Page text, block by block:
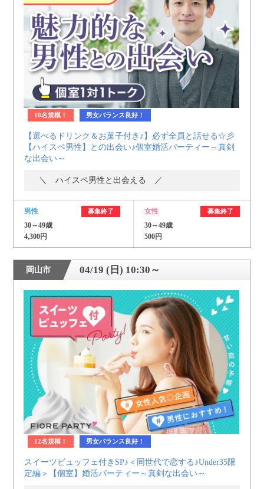
10名規模！ 男女バランス良好！
【選べるドリンク＆お菓子付き♪】必ず全員と話せる☆彡
【ハイスペ男性】との出会い♪個室婚活パーティー～真剣
な出会い～
＼ ハイスペ男性と出会える ／
男性 募集終了
30～49歳
4,300円
女性 募集終了
30～49歳
500円
岡山市 04/19 (日) 10:30～
12名規模！ 男女バランス良好！
スイーツビュッフェ付きSP♪＜同世代で恋する♪Under35限
定編＞【個室】婚活パーティー～真剣な出会い～